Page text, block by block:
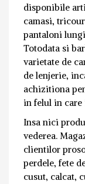
disponibile
camasi,
pantaloni
Totodata si
varietate de
de lenjerie,
achizitiona
in felul in care
Insa nici
vederea.
clientilor
perdele, fete
cusut, calcat,